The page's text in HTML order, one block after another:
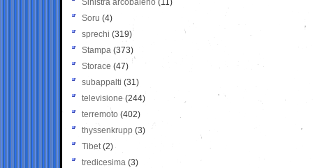
Sinistra arcobaleno (11)
Soru (4)
sprechi (319)
Stampa (373)
Storace (47)
subappalti (31)
televisione(244)
terremoto (402)
thyssenkrupp (3)
Tibet(2)
tredicesima (3)